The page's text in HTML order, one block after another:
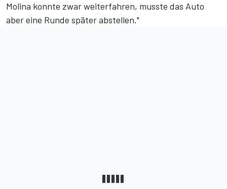
Molina konnte zwar weiterfahren, musste das Auto
aber eine Runde später abstellen."